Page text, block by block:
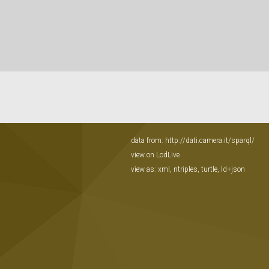
data from: http://dati.camera.it/sparql/
view on LodLive
view as: xml , ntriples, turtle, ld+json